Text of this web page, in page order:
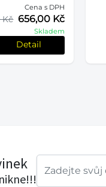
Cena s DPH
Kč 656,00 Kč
Skladem
Detail